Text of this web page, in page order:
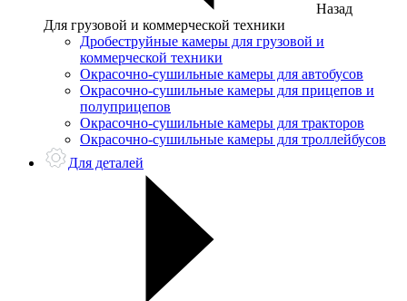
Назад
Для грузовой и коммерческой техники
Дробеструйные камеры для грузовой и
коммерческой техники
Окрасочно-сушильные камеры для автобусов
Окрасочно-сушильные камеры для прицепов и
полуприцепов
Окрасочно-сушильные камеры для тракторов
Окрасочно-сушильные камеры для троллейбусов
Для деталей